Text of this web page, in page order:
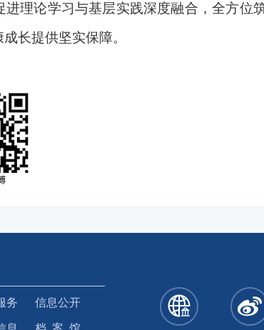
理论学习与基层实践深度融合，全方位
长提供坚实保障。
务 信息公开